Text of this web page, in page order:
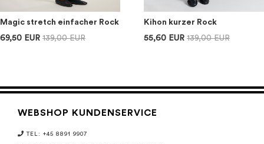
Magic stretch einfacher Rock
69,50 EUR 139,00 EUR
Kihon kurzer Rock
55,60 EUR 139,00 EUR
WEBSHOP KUNDENSERVICE
TEL: +45 8891 9907